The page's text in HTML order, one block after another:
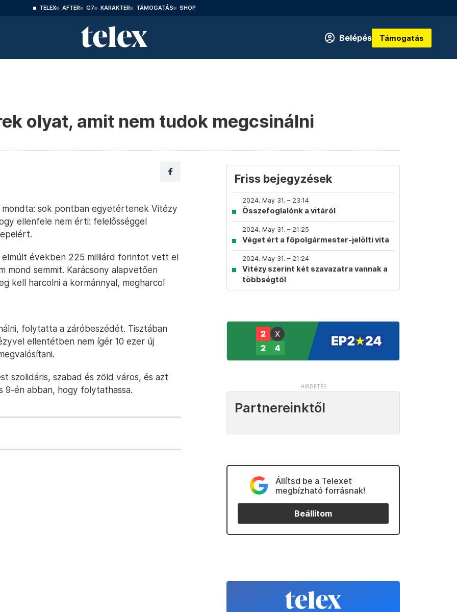
TELEX AFTER G7 KARAKTER TÁMOGATÁS SHOP
Belépés Támogatás
olyat, amit nem tudok megcsinálni
sok pontban egyetértenek Vitézy
ellenfele nem érti: felelősséggel
években 225 milliárd forintot vett el
mond semmit. Karácsony alapvetően
kell harcolni a kormánnyal, megharcol
folytatta a záróbeszédét. Tisztában
ellentétben nem ígér 10 ezer új
szolidáris, szabad és zöld város, és azt
9-én abban, hogy folytathassa.
Friss bejegyzések
2024. May 31. – 23:14
Összefoglalónk a vitáról
2024. May 31. – 21:25
Véget ért a főpolgármester-jelölti vita
2024. May 31. – 21:24
Vitézy szerint két szavazatra vannak a
többségtől
Partnereinktől
Állítsd be a Telexet
megbízható forrásnak!
Beállítom